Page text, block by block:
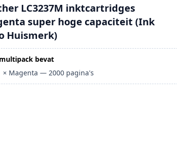
LC3237M inktcartridges
super hoge capaciteit (Ink
Huismerk)
bevat
× Magenta —2000 pagina's